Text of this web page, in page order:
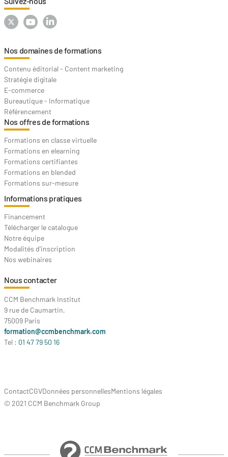
Nos domaines de formations
Contenu éditorial - Content marketing
Stratégie digitale
E-commerce
Bureautique - Informatique
Référencement
Nos offres de formations
Formations en classe virtuelle
Formations en elearning
Formations certifiantes
Formations en blended
Formations sur-mesure
Informations pratiques
Financement
Télécharger le catalogue
Notre équipe
Modalités d'inscription
Nos webinaires
Nous contacter
CCM Benchmark Institut
9 rue de Caumartin,
75009 Paris
formation@ccmbenchmark.com
Tel : 01 47 79 50 16
ContactCGVDonnées personnellesMentions légales
© 2021 CCM Benchmark Group